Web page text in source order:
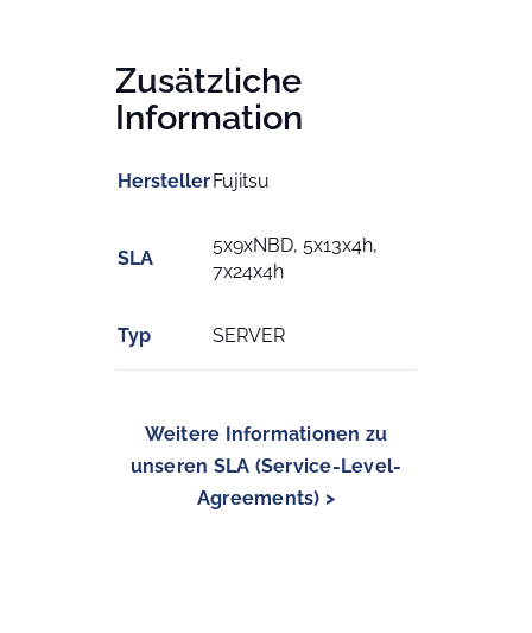
Zusätzliche
Information
HerstellerFujitsu
SLA
5x9xNBD, 5x13x4h,
7x24x4h
Typ SERVER
Weitere Informationen zu
unseren SLA (Service-Level-
Agreements) >